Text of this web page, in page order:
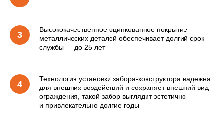
Высококачественное оцинкованное покрытие
металлических деталей обеспечивает долгий срок
службы — до 25 лет
Технология установки забора-конструктора надежна
для внешних воздействий и сохраняет внешний вид
ограждения, такой забор выглядит эстетично
и привлекательно долгие годы